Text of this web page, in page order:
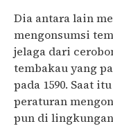
Dia antara lain
mengonsumsi
jelaga dari
tembakau yang
pada 1590. Saat
peraturan
pun di